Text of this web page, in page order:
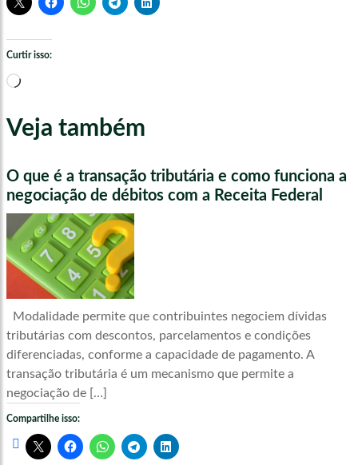
Curtir isso:
Carregando...
Veja também
O que é a transação tributária e como funciona a
negociação de débitos com a Receita Federal
Modalidade permite que contribuintes negociem dívidas
tributárias com descontos, parcelamentos e condições
diferenciadas, conforme a capacidade de pagamento. A
transação tributária é um mecanismo que permite a
negociação de […]
Compartilhe isso: